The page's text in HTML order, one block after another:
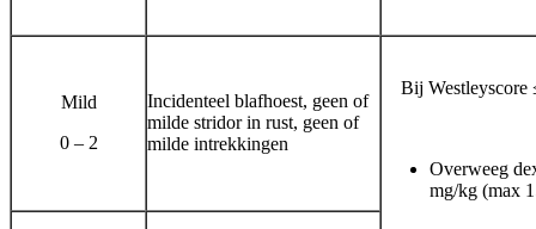
Mild
0 – 2
Incidenteel blafhoest, geen of
milde stridor in rust, geen of
milde intrekkingen
Bij Westleyscore
Overweeg
mg/kg (max